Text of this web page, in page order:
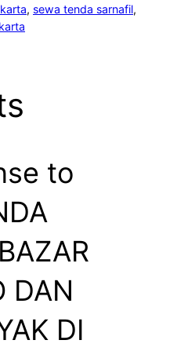
, sewa tenda sarnafil
to
DAN
DI